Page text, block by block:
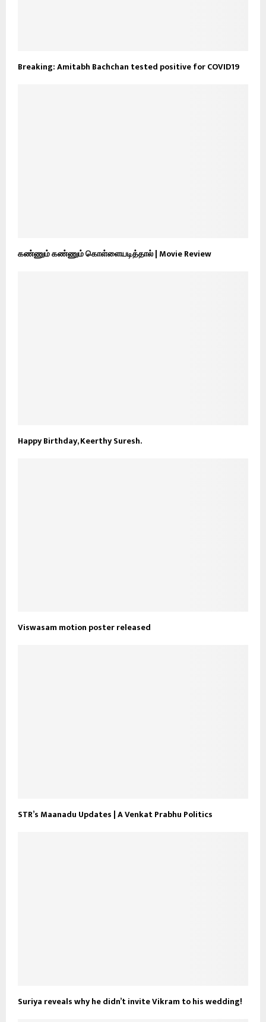
Breaking: Amitabh Bachchan tested positive for COVID19
கண்ணும் கண்ணும் கொள்ளையடித்தால் | Movie Review
Happy Birthday, Keerthy Suresh.
Viswasam motion poster released
STR’s Maanadu Updates | A Venkat Prabhu Politics
Suriya reveals why he didn’t invite Vikram to his wedding!